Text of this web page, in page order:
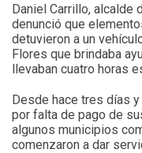
Daniel Carrillo, alcalde
denunció que
detuvieron a un
Flores que brindaba
llevaban cuatro horas
Desde hace tres días
por falta de pago de
algunos municipios
comenzaron a dar